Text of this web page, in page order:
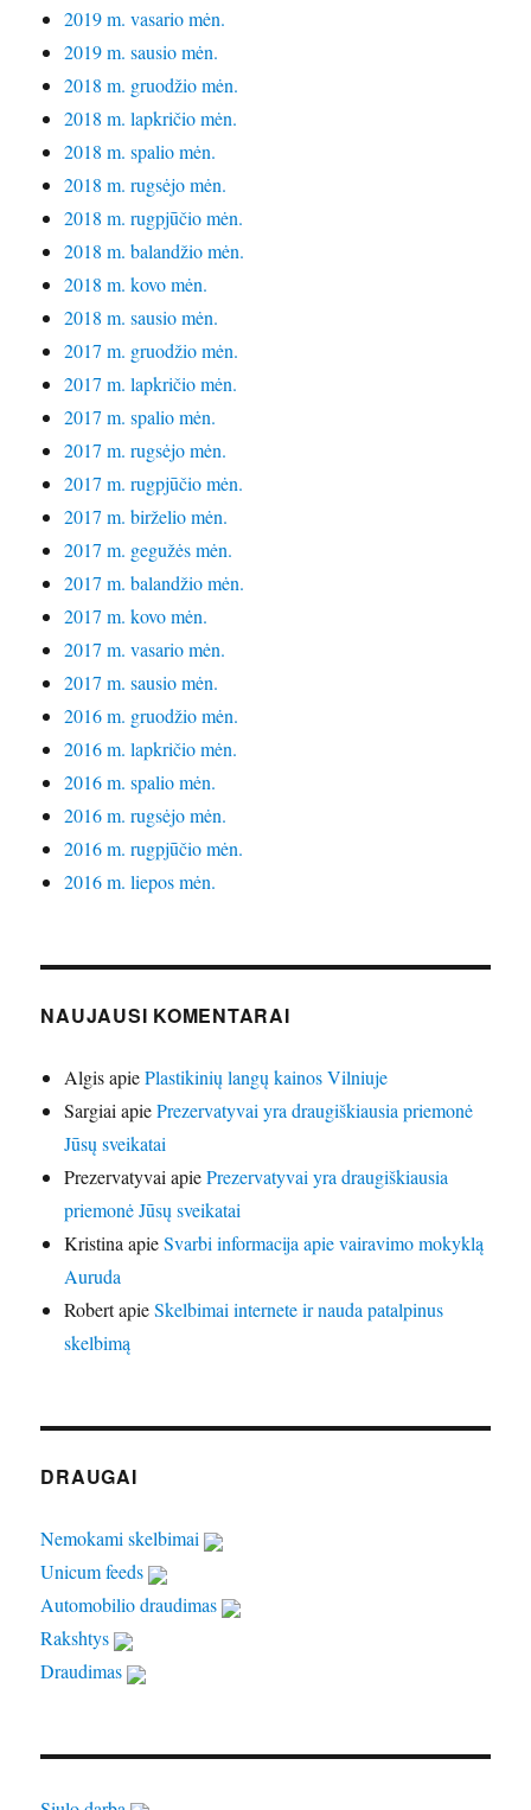
2019 m. vasario mėn.
2019 m. sausio mėn.
2018 m. gruodžio mėn.
2018 m. lapkričio mėn.
2018 m. spalio mėn.
2018 m. rugsėjo mėn.
2018 m. rugpjūčio mėn.
2018 m. balandžio mėn.
2018 m. kovo mėn.
2018 m. sausio mėn.
2017 m. gruodžio mėn.
2017 m. lapkričio mėn.
2017 m. spalio mėn.
2017 m. rugsėjo mėn.
2017 m. rugpjūčio mėn.
2017 m. birželio mėn.
2017 m. gegužės mėn.
2017 m. balandžio mėn.
2017 m. kovo mėn.
2017 m. vasario mėn.
2017 m. sausio mėn.
2016 m. gruodžio mėn.
2016 m. lapkričio mėn.
2016 m. spalio mėn.
2016 m. rugsėjo mėn.
2016 m. rugpjūčio mėn.
2016 m. liepos mėn.
NAUJAUSI KOMENTARAI
AlgisapiePlastikinių langų kainos Vilniuje
SargiaiapiePrezervatyvai yra draugiškiausia priemonė
Jūsų sveikatai
PrezervatyvaiapiePrezervatyvai yra draugiškiausia
priemonė Jūsų sveikatai
KristinaapieSvarbi informacija apie vairavimo mokyklą
Auruda
RobertapieSkelbimai internete ir nauda patalpinus
skelbimą
DRAUGAI
Nemokami skelbimai
Unicum feeds
Automobilio draudimas
Rakshtys
Draudimas